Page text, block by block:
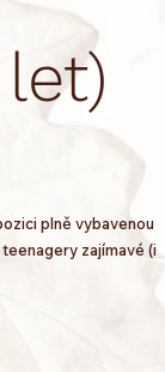
plně vybavenou
zajímavé (i